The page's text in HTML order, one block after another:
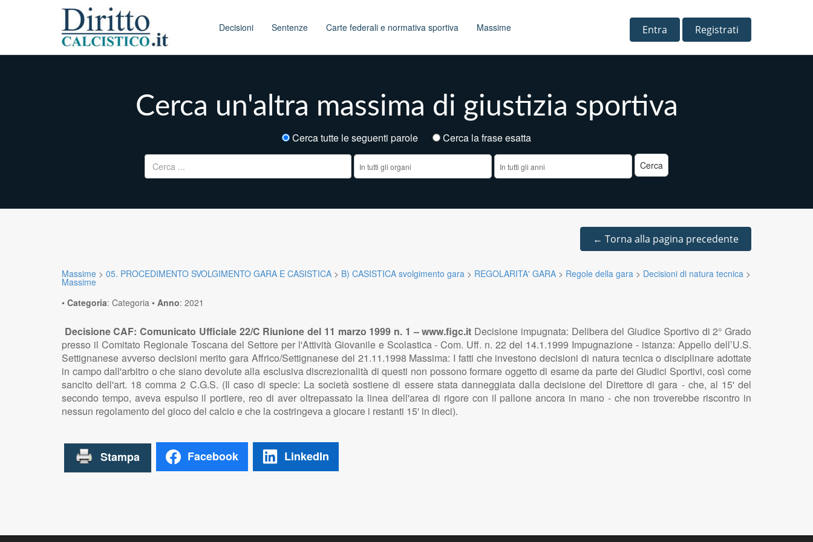
Main menu Decisioni Sentenze Carte federali e normativa sportiva Massime Entra Registrati
Cerca un'altra massima di giustizia sportiva
Cerca tutte le seguenti parole
Cerca la frase esatta
Ricerca per:
← Torna alla pagina precedente
Massime > 05. PROCEDIMENTO SVOLGIMENTO GARA E CASISTICA > B) CASISTICA svolgimento gara > REGOLARITA' GARA > Regole della gara > Decisioni di natura tecnica >
Massime
• Categoria: Categoria • Anno: 2021
Decisione CAF: Comunicato Ufficiale 22/C Riunione del 11 marzo 1999 n. 1 – www.figc.it Decisione impugnata: Delibera del Giudice Sportivo di 2° Grado
presso il Comitato Regionale Toscana del Settore per l'Attività Giovanile e Scolastica - Com. Uff. n. 22 del 14.1.1999 Impugnazione - istanza: Appello dell’U.S.
Settignanese avverso decisioni merito gara Affrico/Settignanese del 21.11.1998 Massima: I fatti che investono decisioni di natura tecnica o disciplinare adottate
in campo dall'arbitro o che siano devolute alla esclusiva discrezionalità di questi non possono formare oggetto di esame da parte dei Giudici Sportivi, così come
sancito dell'art. 18 comma 2 C.G.S. (Il caso di specie: La società sostiene di essere stata danneggiata dalla decisione del Direttore di gara - che, al 15' del
secondo tempo, aveva espulso il portiere, reo di aver oltrepassato la linea dell'area di rigore con il pallone ancora in mano - che non troverebbe riscontro in
nessun regolamento del gioco del calcio e che la costringeva a giocare i restanti 15' in dieci).
Facebook LinkedIn